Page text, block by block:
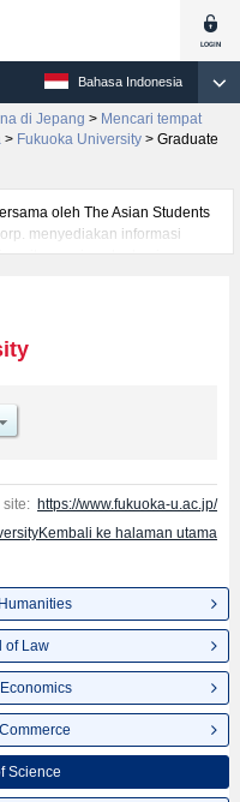
Bahasa Indonesia
di Jepang > Mencari tempat
> Fukuoka University > Graduate
oleh The Asian Students
menyediakan informasi
yunior, akademi
berbagai informasi yang
kuota untuk jumlah
mahasiswa(i) mancanegara,
site: https://www.fukuoka-u.ac.jp/
ke halaman utama
of Law
Science